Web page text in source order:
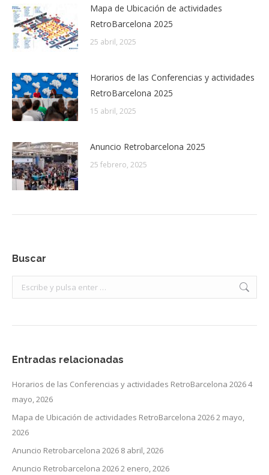
Mapa de Ubicación de actividades
RetroBarcelona 2025
25 abril, 2025
Horarios de las Conferencias y actividades
RetroBarcelona 2025
15 abril, 2025
Anuncio Retrobarcelona 2025
25 febrero, 2025
Buscar
Buscar:
Entradas relacionadas
Horarios de las Conferencias y actividades RetroBarcelona 20264
mayo, 2026
Mapa de Ubicación de actividades RetroBarcelona 20262 mayo,
2026
Anuncio Retrobarcelona 2026 8 abril, 2026
Anuncio Retrobarcelona 20262 enero, 2026